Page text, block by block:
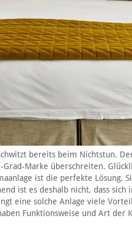
bereits beim Nichtstun.
Marke überschreiten.
ist die perfekte Lösung.
ist es deshalb nicht, dass
eine solche Anlage viele
Funktionsweise und Art der